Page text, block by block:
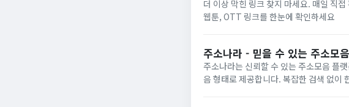
더 이상 막힌 링크 찾지 마세요. 매일 직
웹툰, OTT 링크를 한눈에 확인하세요
주소나라 - 믿을 수 있는 주소모
주소나라는 신뢰할 수 있는 주소모음 플
음 형태로 제공합니다. 복잡한 검색 없이